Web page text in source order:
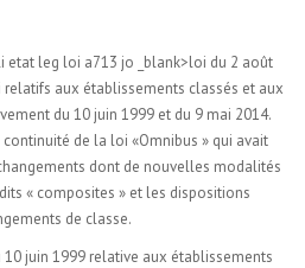
etat leg loi a713 jo _blank>loi du 2 août
aux établissements classés et aux
du 10 juin 1999 et du 9 mai 2014.
de la loi «Omnibus » qui avait
dont de nouvelles modalités
« composites » et les dispositions
de classe.
10 juin 1999 relative aux établissements